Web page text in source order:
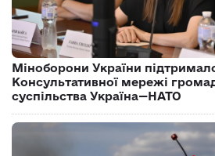
Міноборони України
Консультативної мережі
суспільства Україна—НАТО